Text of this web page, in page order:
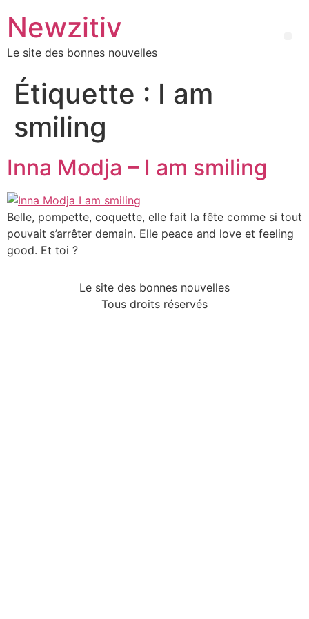
Newzitiv
Le site des bonnes nouvelles
Étiquette : I am
smiling
Inna Modja – I am smiling
Belle, pompette, coquette, elle fait la fête comme si tout
pouvait s’arrêter demain. Elle peace and love et feeling
good. Et toi ?
Le site des bonnes nouvelles
Tous droits réservés